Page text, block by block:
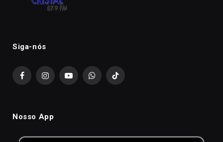
Siga-nós
FacebookInstagramYouTubeWhatsAppTikTok
Nosso App